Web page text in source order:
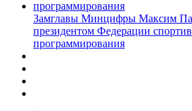
Замглавы Минцифры Максим
президентом Федерации
программирования